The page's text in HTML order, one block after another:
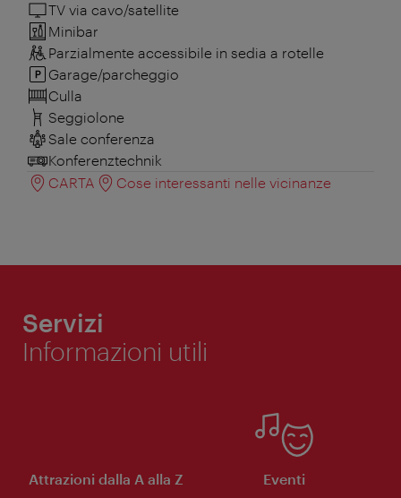
TV via cavo/satellite
Minibar
Parzialmente accessibile in sedia a rotelle
Garage/parcheggio
Culla
Seggiolone
Sale conferenza
Konferenztechnik
CARTA
Cose interessanti nelle vicinanze
Servizi
Informazioni utili
Attrazioni dalla A alla Z Eventi